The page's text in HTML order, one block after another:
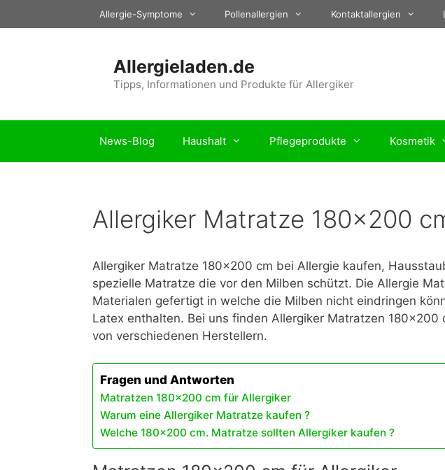
Inhalt
Allergie-Symptome Pollenallergien Kontaktallergien
Allergieladen.de
Tipps, Informationen und Produkte für Allergiker
News-Blog Haushalt Pflegeprodukte Kosmetik
Allergiker Matratze 180×200
Allergiker Matratze 180×200 cm bei Allergie kaufen,
spezielle Matratze die vor den Milben schützt. Die Allergie
Materialen gefertigt in welche die Milben nicht eindringen
Latex enthalten. Bei uns finden Allergiker Matratzen 180×200
von verschiedenen Herstellern.
Fragen und Antworten
Matratzen 180×200 cm für Allergiker
Warum eine Allergiker Matratze kaufen ?
Welche 180×200 cm. Matratze sollten Allergiker kaufen ?